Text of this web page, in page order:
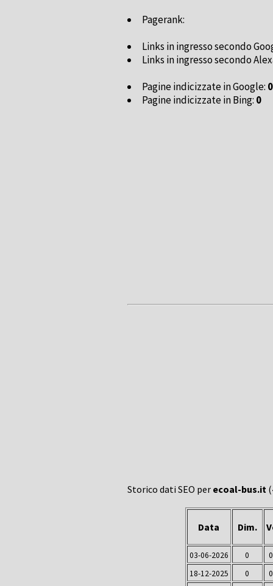
Pagerank:
Links in ingresso secondo
Links in ingresso secondo
Pagine indicizzate in Google: 0
Pagine indicizzate in Bing: 0
Storico dati SEO per ecoal-bus.it
Data Dim.
03-06-2026 0
18-12-2025
0